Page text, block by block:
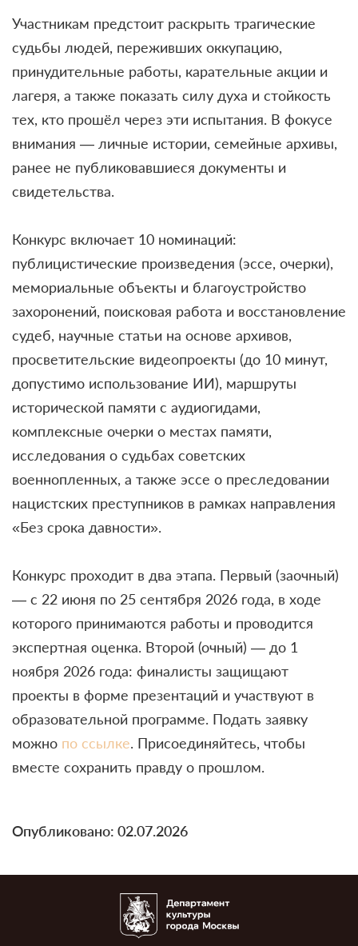
Участникам предстоит раскрыть трагические
судьбы людей, переживших оккупацию,
принудительные работы, карательные акции и
лагеря, а также показать силу духа и стойкость
тех, кто прошёл через эти испытания. В фокусе
внимания — личные истории, семейные архивы,
ранее не публиковавшиеся документы и
свидетельства.
Конкурс включает 10 номинаций:
публицистические произведения (эссе, очерки),
мемориальные объекты и благоустройство
захоронений, поисковая работа и восстановление
судеб, научные статьи на основе архивов,
просветительские видеопроекты (до 10 минут,
допустимо использование ИИ), маршруты
исторической памяти с аудиогидами,
комплексные очерки о местах памяти,
исследования о судьбах советских
военнопленных, а также эссе о преследовании
нацистских преступников в рамках направления
«Без срока давности».
Конкурс проходит в два этапа. Первый (заочный)
— с 22 июня по 25 сентября 2026 года, в ходе
которого принимаются работы и проводится
экспертная оценка. Второй (очный) — до 1
ноября 2026 года: финалисты защищают
проекты в форме презентаций и участвуют в
образовательной программе. Подать заявку
можно по ссылке. Присоединяйтесь, чтобы
вместе сохранить правду о прошлом.
Опубликовано: 02.07.2026